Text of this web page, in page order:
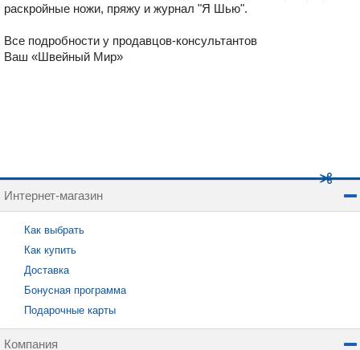
раскройные ножи, пряжу и журнал "Я Шью".
Все подробности у продавцов-консультантов
Ваш «Швейный Мир»
Интернет-магазин
Как выбрать
Как купить
Доставка
Бонусная программа
Подарочные карты
Компания